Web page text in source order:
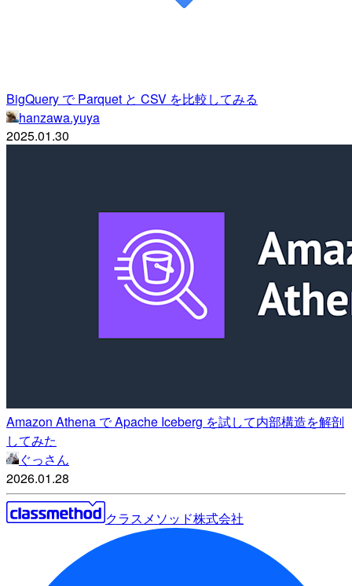
BigQuery で Parquet と CSV を比較してみる
hanzawa.yuya
2025.01.30
Amazon Athena で Apache Iceberg を試して内部構造を解剖
してみた
ぐっさん
2026.01.28
クラスメソッド株式会社